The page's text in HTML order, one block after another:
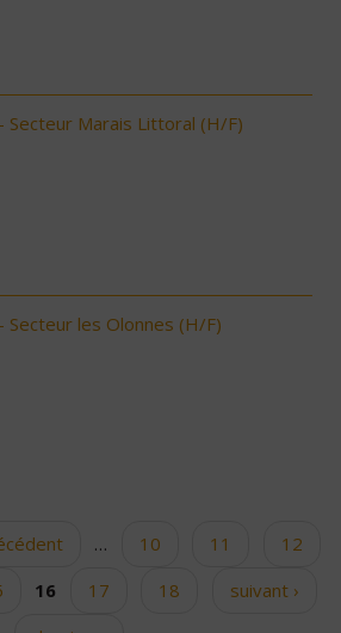
Secteur Marais Littoral (H/F)
Secteur les Olonnes (H/F)
… 10 11
12
16 17 18
suivant ›